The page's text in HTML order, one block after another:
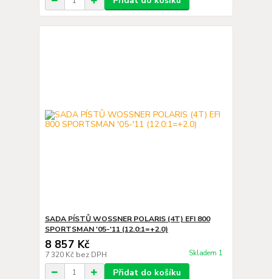
SADA PÍSTŮ WOSSNER POLARIS (4T) EFI 800
SPORTSMAN '05-'11 (12.0:1=+2.0)
8 857 Kč
7 320 Kč bez DPH Skladem 1
Přidat do košíku